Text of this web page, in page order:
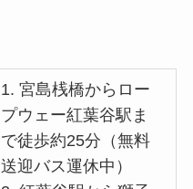
1. 宮島桟橋からロー
プウェー紅葉谷駅ま
で徒歩約25分（無料
送迎バス運休中）